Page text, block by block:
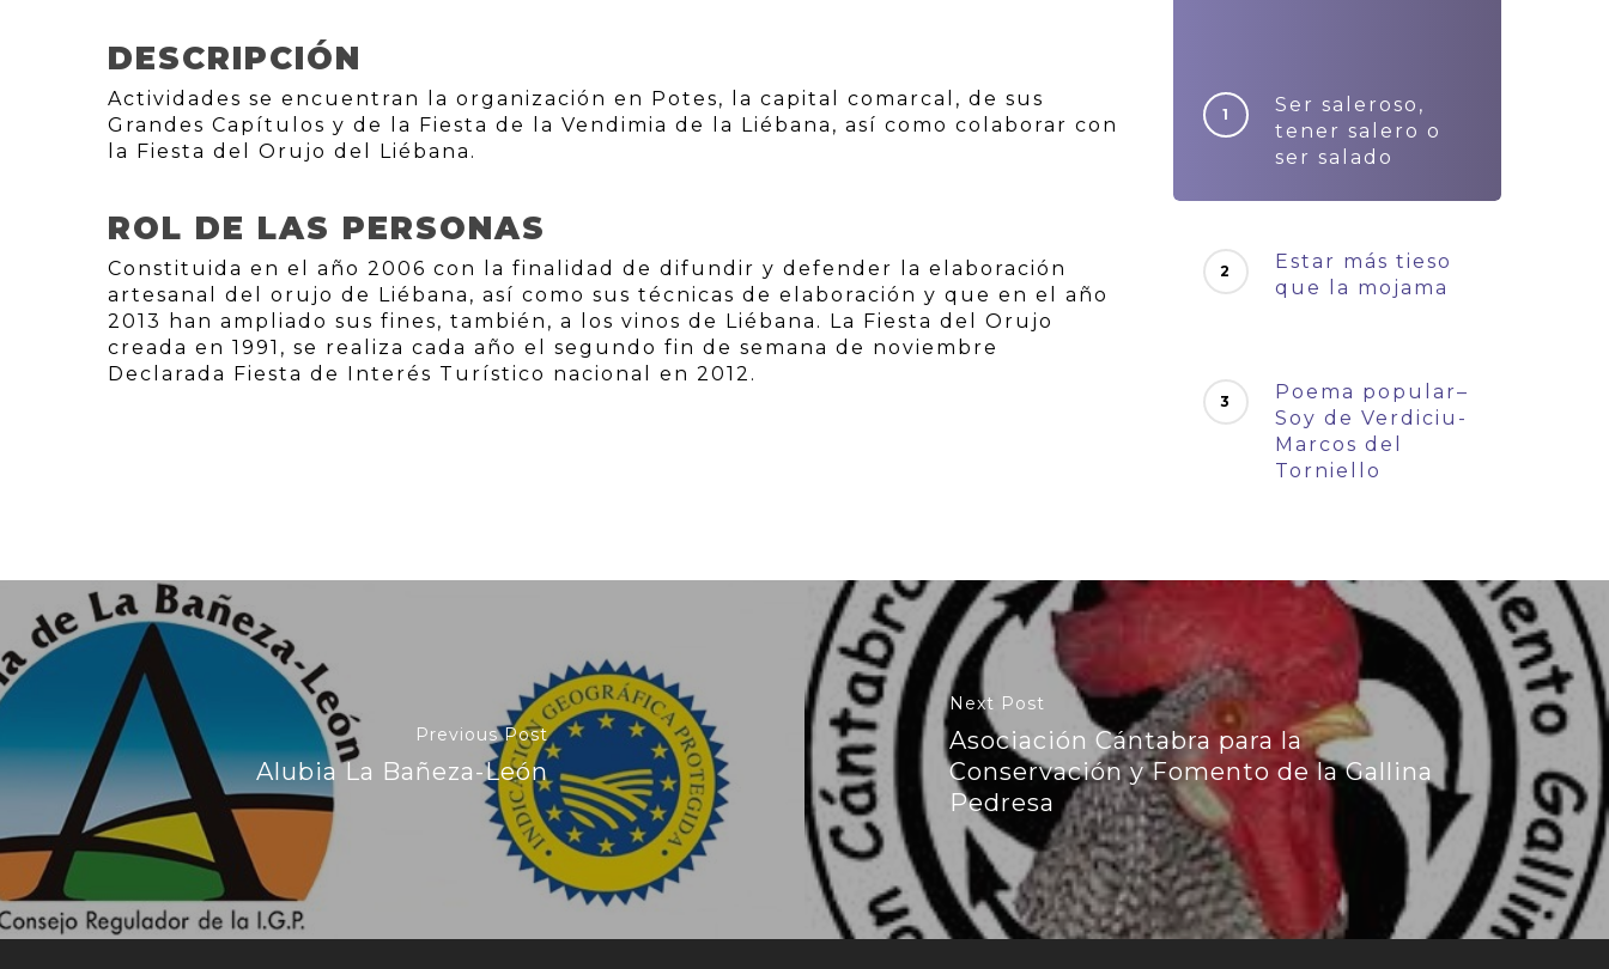
DESCRIPCIÓN
Actividades se encuentran la organización en Potes, la capital comarcal, de sus
Grandes Capítulos y de la Fiesta de la Vendimia de la Liébana, así como colaborar con
la Fiesta del Orujo del Liébana.
ROL DE LAS PERSONAS
Constituida en el año 2006 con la finalidad de difundir y defender la elaboración
artesanal del orujo de Liébana, así como sus técnicas de elaboración y que en el año
2013 han ampliado sus fines, también, a los vinos de Liébana. La Fiesta del Orujo
creada en 1991, se realiza cada año el segundo fin de semana de noviembre
Declarada Fiesta de Interés Turístico nacional en 2012.
Ser saleroso,
tener salero o
ser salado
Estar más tieso
que la mojama
Poema popular–
Soy de Verdiciu-
Marcos del
Torniello
Previous Post
Alubia La Bañeza-León
Next Post
Asociación Cántabra para la
Conservación y Fomento de la Gallina
Pedresa